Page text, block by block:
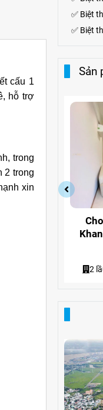
cấu 1
hỗ trợ
trong
2 trong
xin
✅ Biệt
✅ Biệt
Sản
2